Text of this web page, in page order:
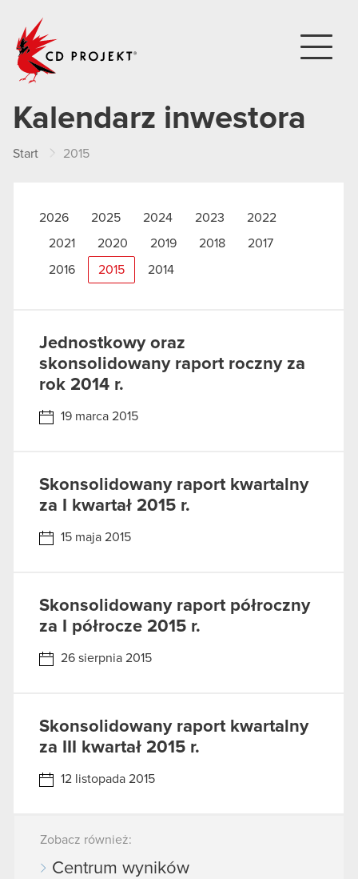
Kalendarz inwestora
Start 2015
2026 2025 2024 2023
2022
2021
2020 2019 2018 2017
2016 2015 2014
Jednostkowy oraz
skonsolidowany raport roczny za
rok 2014 r.
19 marca 2015
Skonsolidowany raport kwartalny
za I kwartał 2015 r.
15 maja 2015
Skonsolidowany raport półroczny
za I półrocze 2015 r.
26 sierpnia 2015
Skonsolidowany raport kwartalny
za III kwartał 2015 r.
12 listopada 2015
Zobacz również:
Centrum wyników